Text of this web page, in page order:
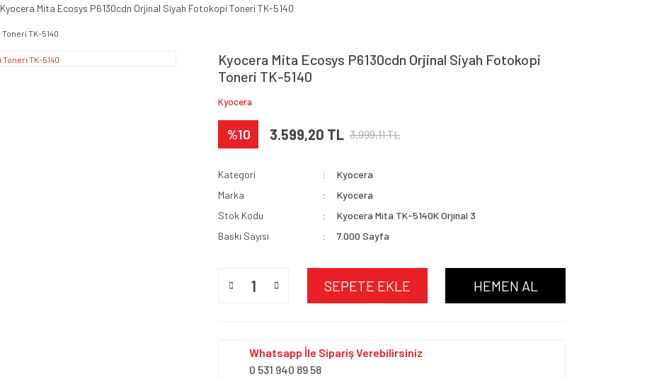
Kyocera Mita Ecosys P6130cdn Orjinal Siyah Fotokopi Toneri TK-5140
Kyocera Mita Ecosys P6130cdn Orjinal Siyah Fotokopi
Toneri TK-5140
Kyocera
%10 3.599,20 TL 3.999,11 TL
Kategori
Kyocera
Marka
Kyocera
Stok Kodu
Kyocera Mita TK-5140K Orjinal 3
Baskı Sayısı
7.000 Sayfa
SEPETE EKLE HEMEN AL
Whatsapp İle Sipariş Verebilirsiniz
0 531 940 89 58